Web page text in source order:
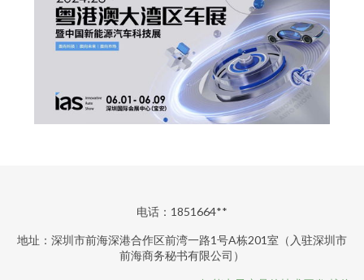
电话：1851664**
地址：深圳市前海深港合作区前湾一路1号A栋201室（入驻深圳市
前海商务秘书有限公司）